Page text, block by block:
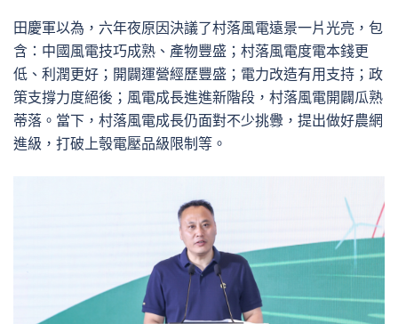
田慶軍以為，六年夜原因決議了村落風電遠景一片光亮，包
含：中國風電技巧成熟、產物豐盛；村落風電度電本錢更
低、利潤更好；開闢運營經歷豐盛；電力改造有用支持；政
策支撐力度絕後；風電成長進進新階段，村落風電開闢瓜熟
蒂落。當下，村落風電成長仍面對不少挑釁，提出做好農網
進級，打破上彀電壓品級限制等。